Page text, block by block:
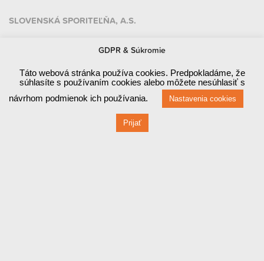
SLOVENSKÁ SPORITEĽŇA, A.S.
FIO Banka, a. s.
GDPR & Súkromie
Táto webová stránka používa cookies. Predpokladáme, že
súhlasíte s používaním cookies alebo môžete nesúhlasiť s
návrhom podmienok ich používania.
Nastavenia cookies
Prijať